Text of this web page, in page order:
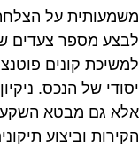
על
מספר צעדים
קונים
של הנכס.
גם מבטא
וביצוע